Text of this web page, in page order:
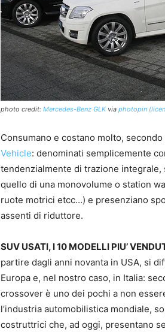
photo credit: Mercedes-Benz GLKvia photopin
Consumano e costano molto,
Vehicle: denominati semplicemente
tendenzialmente di trazione
quello di una monovolume o station
ruote motrici etcc…) e presenziano
assenti di riduttore.
SUV USATI, I 10 MODELLI PIU’
partire dagli anni novanta in USA, si
Europa e, nel nostro caso, in Italia:
crossover è uno dei pochi a non
l’industria automobilistica mondiale,
costruttrici che, ad oggi, presentano